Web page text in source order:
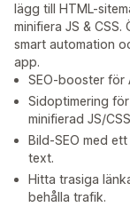
lägg till HTML-
minifiera JS &
smart automation
app.
SEO-booster för
Sidoptimering
minifierad JS/
Bild-SEO med
text.
Hitta trasiga
behålla trafik.